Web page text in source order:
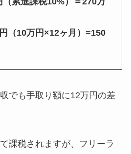
（10万円×12ヶ月）=150
でも手取り額に12万円の差
課税されますが、フリーラ